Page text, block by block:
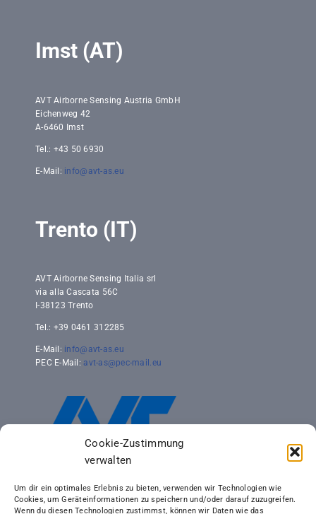
Cookie-Zustimmung
verwalten
Um dir ein optimales Erlebnis zu bieten, verwenden wir Technologien wie
Cookies, um Geräteinformationen zu speichern und/oder darauf zuzugreifen.
Wenn du diesen Technologien zustimmst, können wir Daten wie das
Imst (AT)
AVT Airborne Sensing Austria GmbH
Eichenweg 42
A-6460 Imst
Tel.: +43 50 6930
E-Mail: info@avt-as.eu
Trento (IT)
AVT Airborne Sensing Italia srl
via alla Cascata 56C
I-38123 Trento
Tel.: +39 0461 312285
E-Mail: info@avt-as.eu
PEC E-Mail: avt-as@pec-mail.eu